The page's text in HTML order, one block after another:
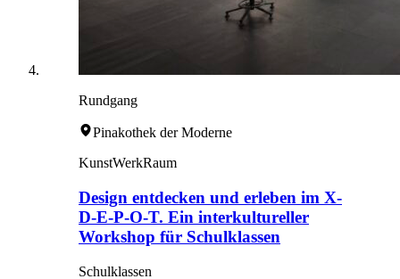
Rundgang
Pinakothek der Moderne
KunstWerkRaum
Design entdecken und erleben im X-
D-E-P-O-T. Ein interkultureller
Workshop für Schulklassen
Schulklassen